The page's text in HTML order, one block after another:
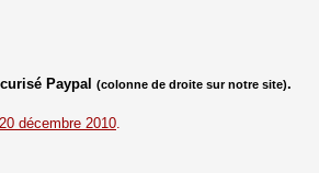
Paypal (colonne de droite sur notre site).
décembre 2010